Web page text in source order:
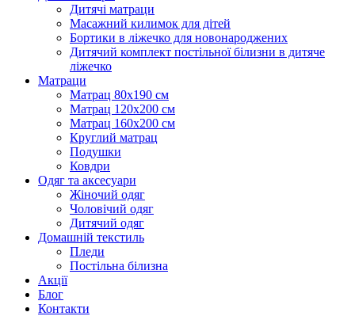
Дитячі матраци
Масажний килимок для дітей
Бортики в ліжечко для новонароджених
Дитячий комплект постільної білизни в дитяче
ліжечко
Матраци
Матрац 80х190 см
Матрац 120х200 см
Матрац 160х200 см
Круглий матрац
Подушки
Ковдри
Одяг та аксесуари
Жіночий одяг
Чоловічий одяг
Дитячий одяг
Домашній текстиль
Пледи
Постільна білизна
Акції
Блог
Контакти